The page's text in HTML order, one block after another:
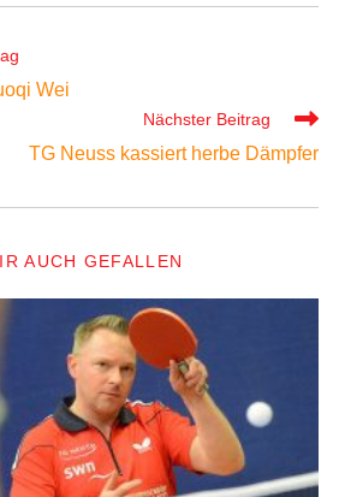
Wei
Nächster Beitrag
TG Neuss kassiert herbe Dämpfer
AUCH GEFALLEN